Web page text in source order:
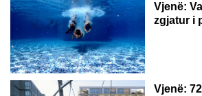
Vjenë:
zgjatur i
Vjenë: